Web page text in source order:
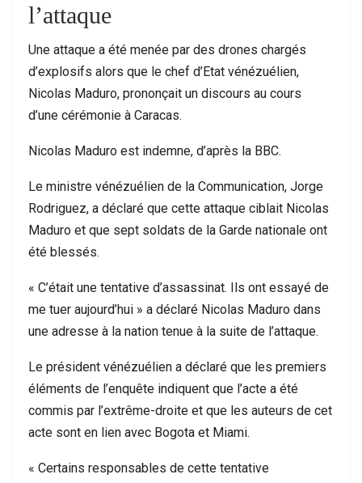
l’attaque
Une attaque a été menée par des drones chargés
d’explosifs alors que le chef d’Etat vénézuélien,
Nicolas Maduro, prononçait un discours au cours
d’une cérémonie à Caracas.
Nicolas Maduro est indemne, d’après la BBC.
Le ministre vénézuélien de la Communication, Jorge
Rodriguez, a déclaré que cette attaque ciblait Nicolas
Maduro et que sept soldats de la Garde nationale ont
été blessés.
« C’était une tentative d’assassinat. Ils ont essayé de
me tuer aujourd’hui » a déclaré Nicolas Maduro dans
une adresse à la nation tenue à la suite de l’attaque.
Le président vénézuélien a déclaré que les premiers
éléments de l’enquête indiquent que l’acte a été
commis par l’extrême-droite et que les auteurs de cet
acte sont en lien avec Bogota et Miami.
« Certains responsables de cette tentative